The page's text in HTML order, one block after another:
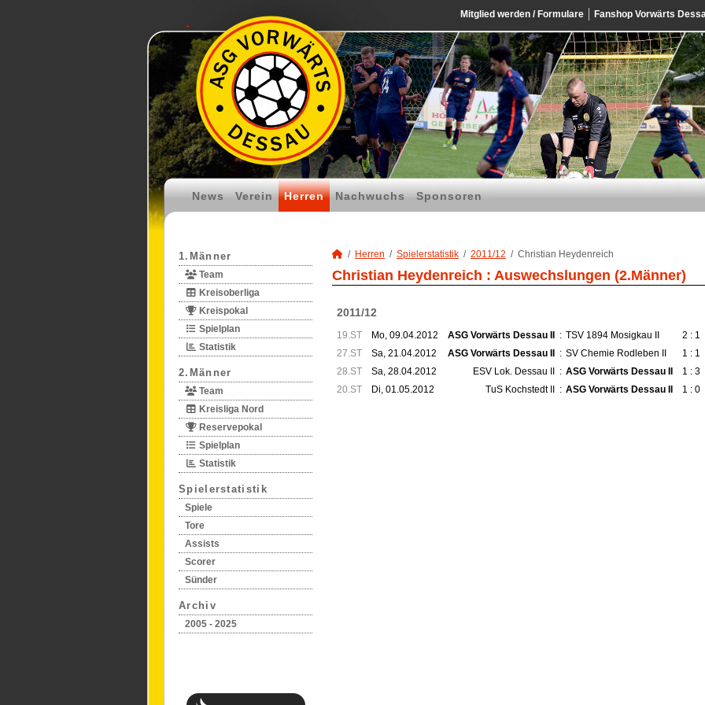
Mitglied werden / Formulare Fanshop Vorwärts
News Verein Herren Nachwuchs Sponsoren
1.Männer
Team
Kreisoberliga
Kreispokal
Spielplan
Statistik
2.Männer
Team
Kreisliga Nord
Reservepokal
Spielplan
Statistik
Spielerstatistik
Spiele
Tore
Assists
Scorer
Sünder
Archiv
2005 - 2025
Herren Spielerstatistik 2011/12 Christian Heydenreich
Christian Heydenreich : Auswechslungen (2.Männer)
2011/12
19.ST Mo, 09.04.2012 ASG Vorwärts Dessau II : TSV 1894 Mosigkau II 2 : 1
27.ST Sa, 21.04.2012 ASG Vorwärts Dessau II : SV Chemie Rodleben II 1 : 1
28.ST Sa, 28.04.2012 ESV Lok. Dessau II : ASG Vorwärts Dessau II 1 : 3
20.ST Di, 01.05.2012 TuS Kochstedt II : ASG Vorwärts Dessau II 1 : 0